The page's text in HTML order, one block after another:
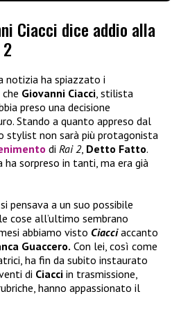
Ciacci dice addio alla
notizia ha spiazzato i
Giovanni Ciacci, stilista
preso una decisione
Stando a quanto appreso dal
stylist non sarà più protagonista
di Rai 2, Detto Fatto.
ha sorpreso in tanti, ma era già
pensava a un suo possibile
cose all’ultimo sembrano
abbiamo visto Ciacciaccanto
Guaccero. Con lei, così come
ha fin da subito instaurato
di Ciacci in trasmissione,
hanno appassionato il